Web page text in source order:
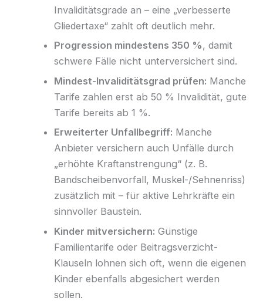
Invaliditätsgrade an – eine „verbesserte
Gliedertaxe“ zahlt oft deutlich mehr.
Progression mindestens 350 %, damit
schwere Fälle nicht unterversichert sind.
Mindest-Invaliditätsgrad prüfen: Manche
Tarife zahlen erst ab 50 % Invalidität, gute
Tarife bereits ab 1 %.
Erweiterter Unfallbegriff: Manche
Anbieter versichern auch Unfälle durch
„erhöhte Kraftanstrengung“ (z. B.
Bandscheibenvorfall, Muskel-/Sehnenriss)
zusätzlich mit – für aktive Lehrkräfte ein
sinnvoller Baustein.
Kinder mitversichern: Günstige
Familientarife oder Beitragsverzicht-
Klauseln lohnen sich oft, wenn die eigenen
Kinder ebenfalls abgesichert werden
sollen.